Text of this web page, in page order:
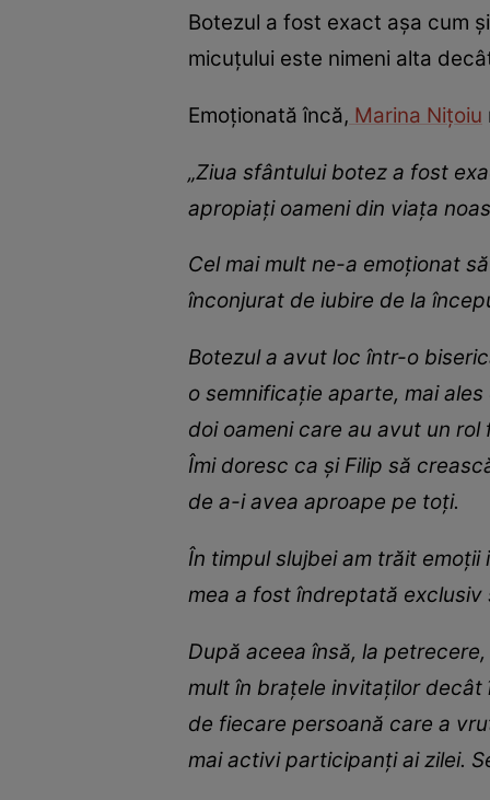
Botezul a fost exact așa cum
micuțului este nimeni alta
Emoționată încă, Marina Nițoiu
„Ziua sfântului botez a fost
apropiați oameni din viața
Cel mai mult ne-a emoționat
înconjurat de iubire de la
Botezul a avut loc într-o
o semnificație aparte, mai
doi oameni care au avut un
Îmi doresc ca și Filip să
de a-i avea aproape pe toți.
În timpul slujbei am trăit
mea a fost îndreptată exclusiv
După aceea însă, la
mult în brațele invitaților decât
de fiecare persoană care a
mai activi participanți ai zilei.